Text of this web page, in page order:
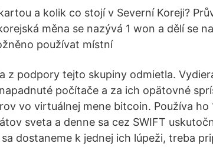
a kolik co stojí v Severní Koreji?
měna se nazývá 1 won a dělí se
používat místní
z podpory tejto skupiny odmietla.
počítače a za ich opätovné
vo virtuálnej mene bitcoin. Používa ho
sveta a denne sa cez SWIFT
dostaneme k jednej ich lúpeži, treba